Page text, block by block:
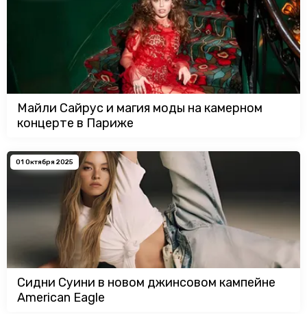
Майли Сайрус и магия моды на камерном
концерте в Париже
01 Октября 2025
Сидни Суини в новом джинсовом кампейне
American Eagle